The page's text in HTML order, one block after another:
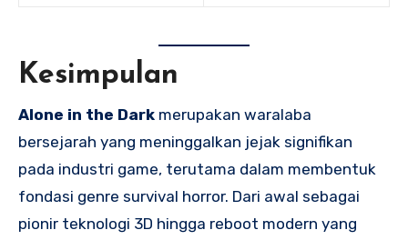
Kesimpulan
Alone in the Dark merupakan waralaba
bersejarah yang meninggalkan jejak signifikan
pada industri game, terutama dalam membentuk
fondasi genre survival horror. Dari awal sebagai
pionir teknologi 3D hingga reboot modern yang